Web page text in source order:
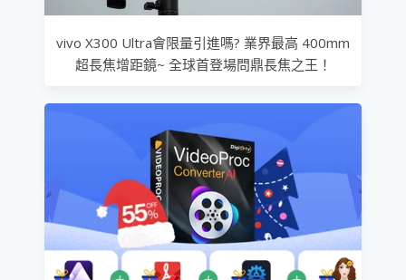
vivo X300 Ultra會限量引進嗎? 業界最高 400mm
超長焦增距鏡~ 全球首登場問鼎長焦之王！